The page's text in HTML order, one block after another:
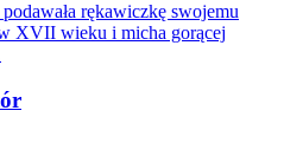
rękawiczkę swojemu
XVII wieku i micha gorącej